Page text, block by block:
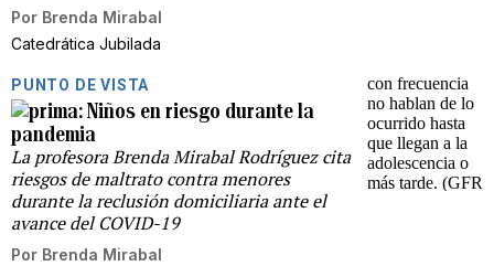
Por Brenda Mirabal
Catedrática Jubilada
PUNTO DE VISTA
Niños en riesgo durante la
pandemia
La profesora Brenda Mirabal Rodríguez cita
riesgos de maltrato contra menores
durante la reclusión domiciliaria ante el
avance del COVID-19
Por Brenda Mirabal